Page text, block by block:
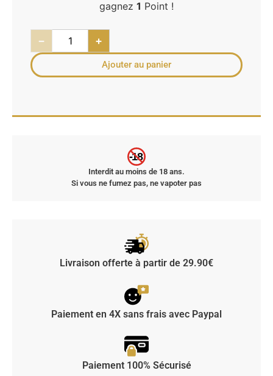
gagnez 1 Point !
− +
Ajouter au panier
-18
Interdit au moins de 18 ans.
Si vous ne fumez pas, ne vapoter pas
Livraison offerte à partir de 29.90€
Paiement en 4X sans frais avec Paypal
Paiement 100% Sécurisé